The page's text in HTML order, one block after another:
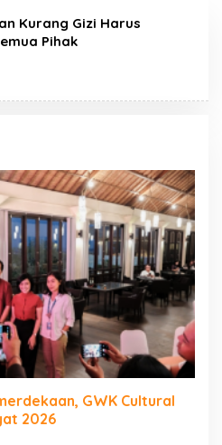
Kurang Gizi Harus
Pihak
GWK Cultural
2026